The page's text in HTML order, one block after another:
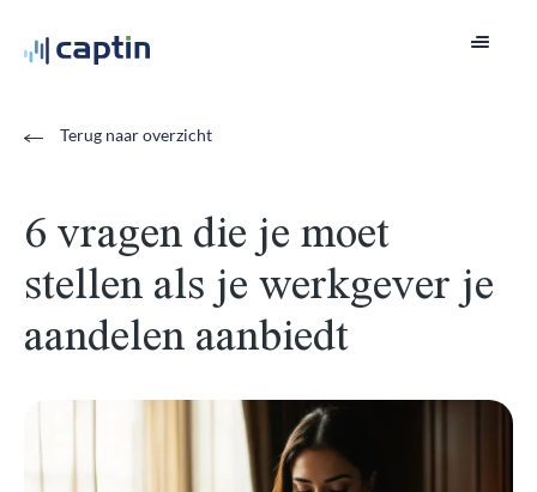
Terug naar overzicht
6 vragen die je moet
stellen als je werkgever je
aandelen aanbiedt